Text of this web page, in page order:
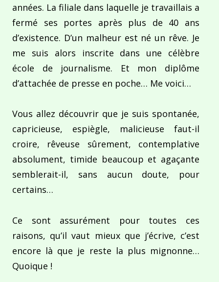
années. La filiale dans laquelle je travaillais a
fermé ses portes après plus de 40 ans
d’existence. D’un malheur est né un rêve. Je
me suis alors inscrite dans une célèbre
école de journalisme. Et mon diplôme
d’attachée de presse en poche… Me voici…
Vous allez découvrir que je suis spontanée,
capricieuse, espiègle, malicieuse faut-il
croire, rêveuse sûrement, contemplative
absolument, timide beaucoup et agaçante
semblerait-il, sans aucun doute, pour
certains…
Ce sont assurément pour toutes ces
raisons, qu’il vaut mieux que j’écrive, c’est
encore là que je reste la plus mignonne…
Quoique !